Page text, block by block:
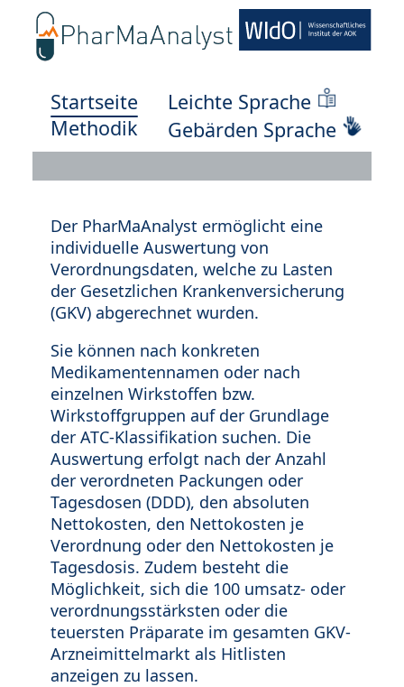
Startseite
Methodik
Leichte Sprache
Gebärden Sprache
Der PharMaAnalyst ermöglicht eine
individuelle Auswertung von
Verordnungsdaten, welche zu Lasten
der Gesetzlichen Krankenversicherung
(GKV) abgerechnet wurden.
Sie können nach konkreten
Medikamentennamen oder nach
einzelnen Wirkstoffen bzw.
Wirkstoffgruppen auf der Grundlage
der ATC-Klassifikation suchen. Die
Auswertung erfolgt nach der Anzahl
der verordneten Packungen oder
Tagesdosen (DDD), den absoluten
Nettokosten, den Nettokosten je
Verordnung oder den Nettokosten je
Tagesdosis. Zudem besteht die
Möglichkeit, sich die 100 umsatz- oder
verordnungsstärksten oder die
teuersten Präparate im gesamten GKV-
Arzneimittelmarkt als Hitlisten
anzeigen zu lassen.